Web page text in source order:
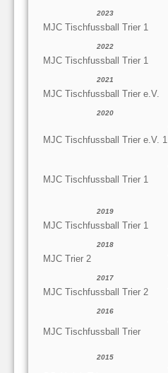
2023
MJC Tischfussball Trier 1
2022
MJC Tischfussball Trier 1
2021
MJC Tischfussball Trier e.V.
2020
MJC Tischfussball Trier e.V. 1
MJC Tischfussball Trier 1
2019
MJC Tischfussball Trier 1
2018
MJC Trier 2
2017
MJC Tischfussball Trier 2
2016
MJC Tischfussball Trier
2015